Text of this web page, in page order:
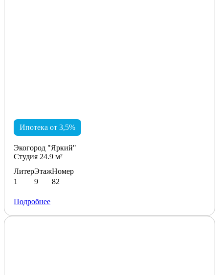
Ипотека от 3,5%
Экогород "Яркий"
Студия 24.9 м²
Литер
1
Этаж
9
Номер
82
Подробнее